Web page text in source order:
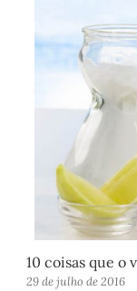
10 coisas que o
29 de julho de 2016